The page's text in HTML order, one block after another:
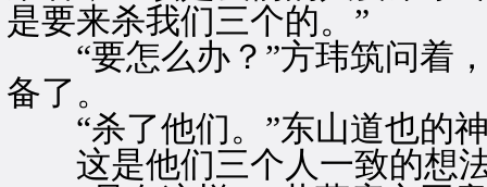
是要来杀我们三个的。”
“要怎么办？”方玮筑问着，
备了。
“杀了他们。”东山道也的神
这是他们三个人一致的想